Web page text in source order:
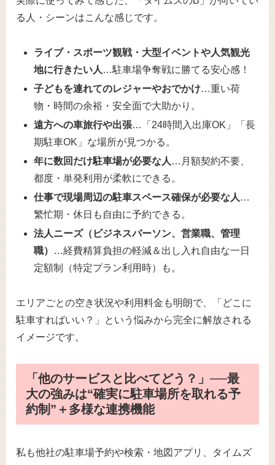
る人・シーンはこんな感じです。
ライブ・スポーツ観戦・大型イベントや人気観光
地に行きたい人 …駐車場争奪戦に勝てる安心感！
子どもを連れてのレジャーやおでかけ…重い荷
物・時間の余裕・安全面で大助かり。
遠方への車旅行や出張…「24時間入出庫OK」「長
期駐車OK」な場所が見つかる。
年に数回だけ駐車場が必要な人 …月額契約不要、
都度・単発利用が柔軟にできる。
仕事で現場周辺の駐車スペース確保が必要な人 …
繁忙期・休日も自由に予約できる。
法人ニーズ（ビジネスパーソン、営業職、管理
職）
…経費精算負担の軽減＆出し入れ自由な一日
定額制（特定プラン利用時）も。
エリアごとの空き状況や利用料金も明朗で、「どこに
駐車すればいい？」という悩みから完全に解放される
イメージです。
「他のサービスと比べてどう？」──最
大の強みは“確実に駐車場所を取れる予
約制”＋多様な連携機能
私も他社の駐車場予約や検索・地図アプリ、タイムズ